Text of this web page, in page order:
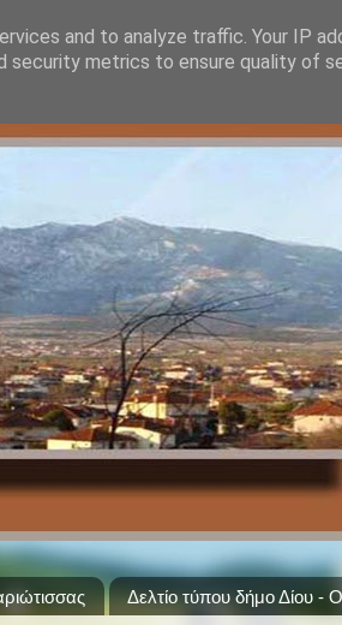
Δελτίο τύπου δήμο Δίου -
and to analyze traffic. Your IP
security metrics to ensure quality of